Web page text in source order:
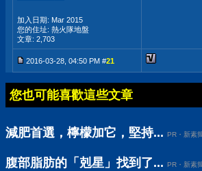
加入日期: Mar 2015
您的住址: 熱火隊地盤
文章: 2,703
2016-03-28, 04:50 PM #21
您也可能喜歡這些文章
減肥首選，檸檬加它，堅持... PR・新素
腹部脂肪的「剋星」找到了... PR・新素